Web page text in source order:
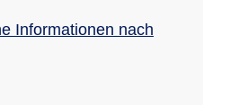
Informationen nach